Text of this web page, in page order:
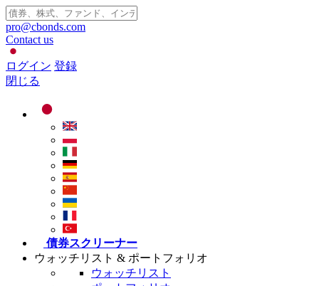
pro@cbonds.com
Contact us
ログイン 登録
閉じる
債券スクリーナー
ウォッチリスト & ポートフォリオ
ウォッチリスト